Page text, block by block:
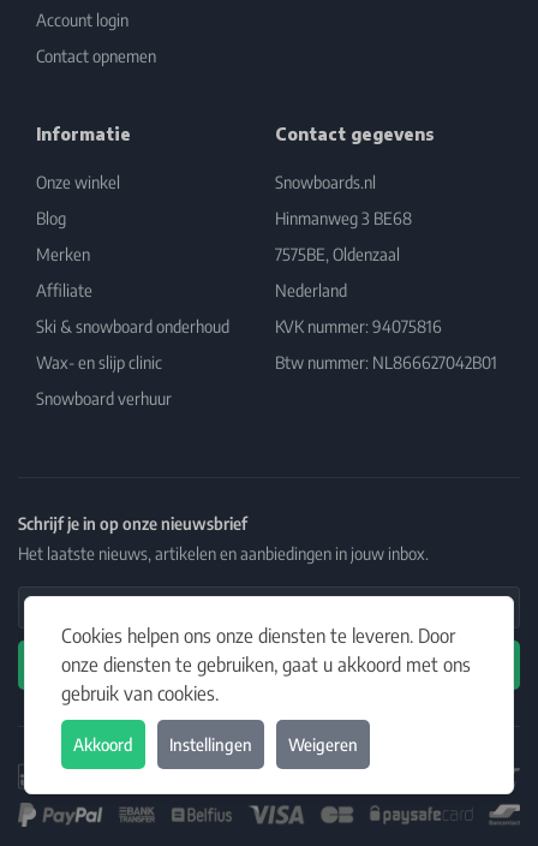
Cookies helpen ons onze diensten te leveren. Door
onze diensten te gebruiken, gaat u akkoord met ons
gebruik van cookies.
Akkoord Instellingen Weigeren
Account login
Contact opnemen
Informatie
Onze winkel
Blog
Merken
Affiliate
Ski & snowboard onderhoud
Wax- en slijp clinic
Snowboard verhuur
Contact gegevens
Snowboards.nl
Hinmanweg 3 BE68
7575BE, Oldenzaal
Nederland
KVK nummer: 94075816
Btw nummer: NL866627042B01
Schrijf je in op onze nieuwsbrief
Het laatste nieuws, artikelen en aanbiedingen in jouw inbox.
Email Address
Abonneren